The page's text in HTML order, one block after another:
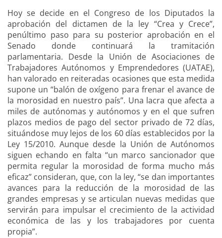
Hoy se decide en el Congreso de los Diputados la
aprobación del dictamen de la ley “Crea y Crece”,
penúltimo paso para su posterior aprobación en el
Senado donde continuará la tramitación
parlamentaria. Desde la Unión de Asociaciones de
Trabajadores Autónomos y Emprendedores (UATAE),
han valorado en reiteradas ocasiones que esta medida
supone un “balón de oxígeno para frenar el avance de
la morosidad en nuestro país”. Una lacra que afecta a
miles de autónomas y autónomos y en el que sufren
plazos medios de pago del sector privado de 72 días,
situándose muy lejos de los 60 días establecidos por la
Ley 15/2010. Aunque desde la Unión de Autónomos
siguen echando en falta “un marco sancionador que
permita regular la morosidad de forma mucho más
eficaz” consideran, que, con la ley, “se dan importantes
avances para la reducción de la morosidad de las
grandes empresas y se articulan nuevas medidas que
servirán para impulsar el crecimiento de la actividad
económica de las y los trabajadores por cuenta
propia”.